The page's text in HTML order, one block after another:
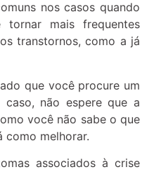
nos casos quando
mais frequentes
transtornos, como a já
que você procure um
caso, não espere que a
você não sabe o que
como melhorar.
associados à crise